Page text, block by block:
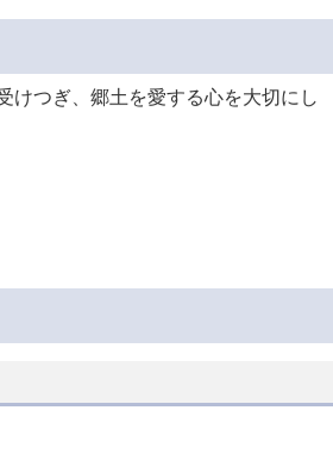
けつぎ、郷土を愛する心を大切にし